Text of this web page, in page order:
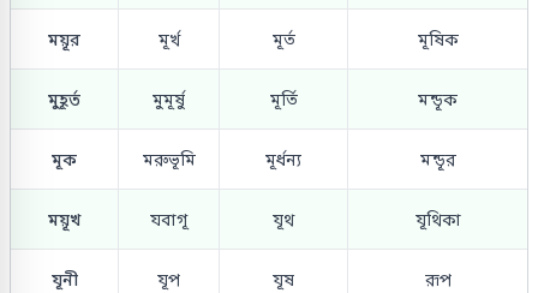
ময়ূর মূর্খ মূর্ত মূষিক
মুহূর্ত মুমূর্ষু মূর্তি মন্ডূক
মূক মরুভূমি মূর্ধন্য মন্ডূর
ময়ূখ যবাগূ যূথ যূথিকা
যূনী যূপ যূষ রূপ